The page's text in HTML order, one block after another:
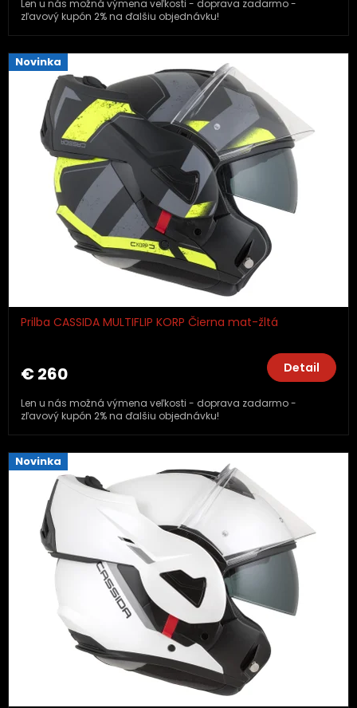
Len u nás možná výmena veľkosti - doprava zadarmo -
zľavový kupón 2% na ďalšiu objednávku!
Novinka
Prilba CASSIDA MULTIFLIP KORP Čierna mat-žltá
€ 260 Detail
Len u nás možná výmena veľkosti - doprava zadarmo -
zľavový kupón 2% na ďalšiu objednávku!
Novinka